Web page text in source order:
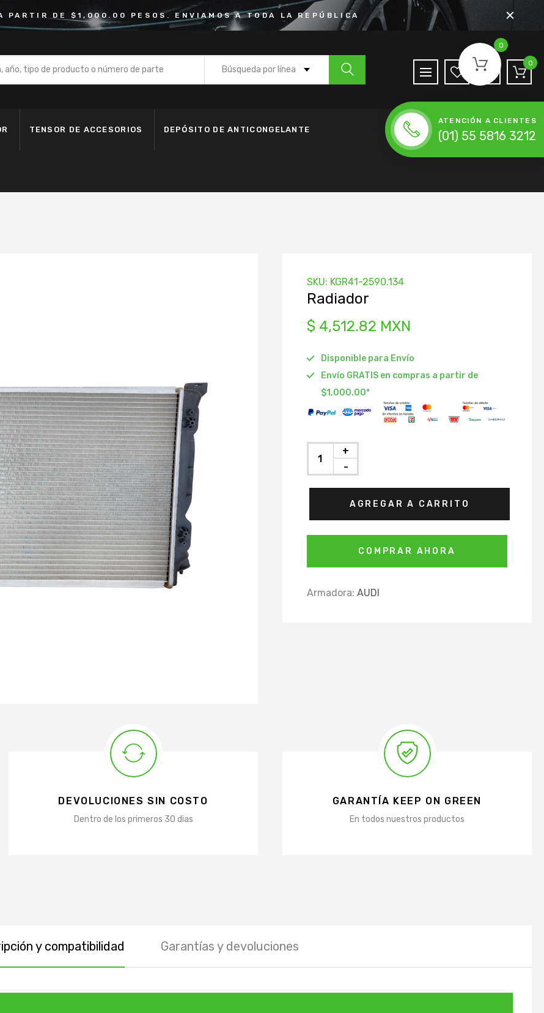
PARTIR DE $1,000.00 PESOS. ENVIAMOS A TODA LA REPÚBLICA
Búsqueda por línea
Depósito de Anticongelante
Polea de Distribución
Tapón de Depósito
Tensor de Accesorios
Tensor Hidráulico de
Tubo de Enfriamiento
0
0
TENSOR DE ACCESORIOS DEPÓSITO DE ANTICONGELANTE
ATENCIÓN A CLIENTES
(01) 55 5816 3212
SKU: KGR41-2590.134
Radiador
$ 4,512.82 MXN
Disponible para Envío
Envío GRATIS en compras a partir de
$1,000.00*
-
+
AGREGAR A CARRITO
COMPRAR AHORA
Armadora: AUDI
DEVOLUCIONES SIN COSTO
Dentro de los primeros 30 dias
GARANTÍA KEEP ON GREEN
En todos nuestros productos
y compatibilidad Garantías y devoluciones